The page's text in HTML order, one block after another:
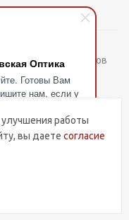
Оптика
Готовы Вам
нам, если у
линз, оправ и очков
защищены.
данных
работы
вы даете согласие